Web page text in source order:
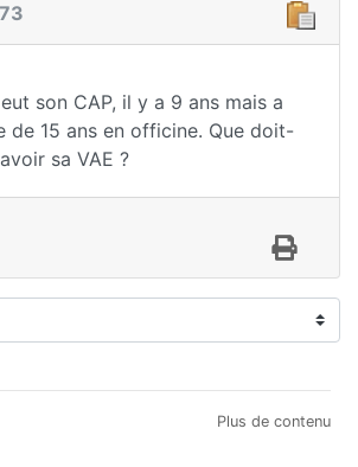
son CAP, il y a 9 ans mais a
de 15 ans en officine. Que doit-
sa VAE ?
Plus de contenu